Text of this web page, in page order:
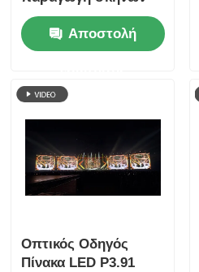
και εκδηλώσεων από
οπτικό οδηγό
Αποστολή
Οπτικός Οδηγός
Πίνακα LED P3.91